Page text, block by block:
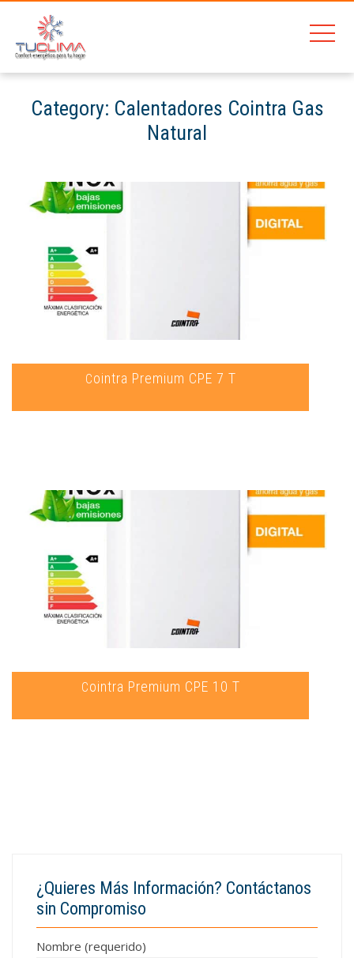
Category: Calentadores Cointra Gas
Natural
Cointra Premium CPE 7 T
Cointra Premium CPE 10 T
¿Quieres Más Información? Contáctanos
sin Compromiso
Nombre (requerido)